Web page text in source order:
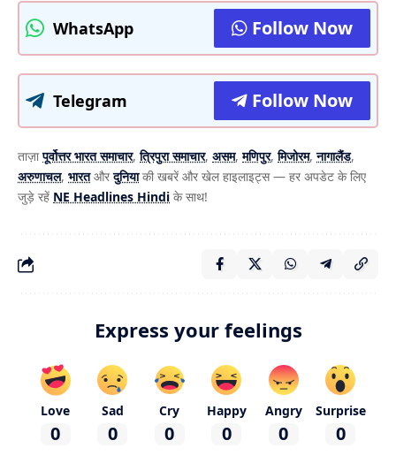
WhatsApp Follow Now
Telegram Follow Now
ताज़ापूर्वोत्तर भारत समाचार,त्रिपुरा समाचार, असम,मणिपुर,मिजोरम,नागालैंड,
अरुणाचल, भारतऔरदुनियाकी खबरें और खेल हाइलाइट्स — हर अपडेट के लिए
जुड़े रहें NE Headlines Hindi के साथ!
Express your feelings
Love
0
Sad
0
Cry
0
Happy
0
Angry
0
Surprise
0